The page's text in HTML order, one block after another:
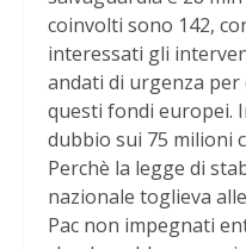
coinvolti sono 142,
interessati gli
andati di urgenza
questi fondi europei.
dubbio sui 75 milioni
Perchè la legge di
nazionale toglieva
Pac non impegnati